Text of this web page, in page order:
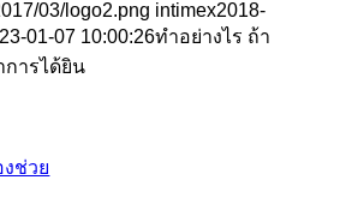
03/logo2.png intimex2018-
01-07 10:00:26ทำอย่างไร ถ้า
ารได้ยิน